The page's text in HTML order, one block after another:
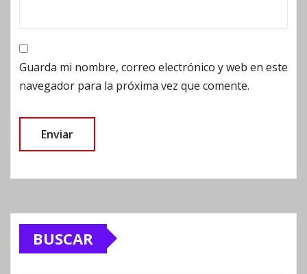
Guarda mi nombre, correo electrónico y web en este
navegador para la próxima vez que comente.
BUSCAR